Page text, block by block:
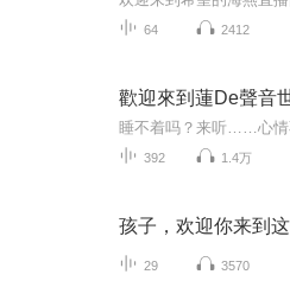
64 2412
歡迎來到蓮De聲音
392 1.4万
孩子，欢迎你来到
29 3570